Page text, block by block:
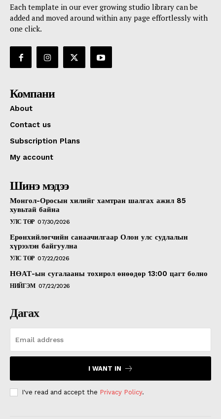
Each template in our ever growing studio library can be
added and moved around within any page effortlessly with
one click.
Компани
About
Contact us
Subscription Plans
My account
Шинэ мэдээ
Монгол-Оросын хилийг хамтран шалгах ажил 85
хувьтай байна
УЛС ТӨР 07/30/2026
Ерөнхийлөгчийн санаачилгаар Олон улс судлалын
хүрээлэн байгуулна
УЛС ТӨР 07/22/2026
НӨАТ-ын сугалааны тохирол өнөөдөр 13:00 цагт болно
НИЙГЭМ 07/22/2026
Дагах
I WANT IN
I've read and accept the Privacy Policy.